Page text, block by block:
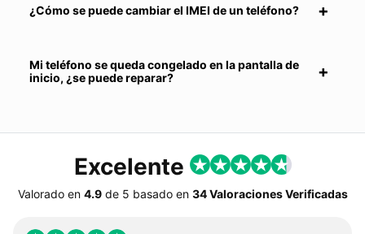
¿Cómo se puede cambiar el IMEI de un teléfono?
Mi teléfono se queda congelado en la pantalla de
inicio, ¿se puede reparar?
Excelente
Valorado en 4.9de 5 basado en 34 Valoraciones Verificadas